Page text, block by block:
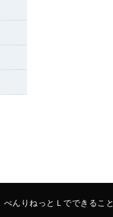
べんりねっとＬでできること